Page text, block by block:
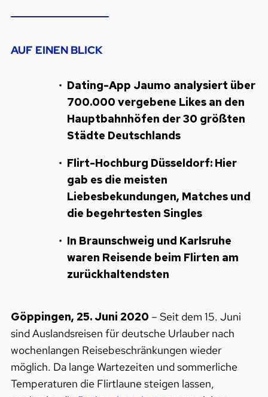
AUF EINEN BLICK
Dating-App Jaumo analysiert über
700.000 vergebene Likes an den
Hauptbahnhöfen der 30 größten
Städte Deutschlands
Flirt-Hochburg Düsseldorf: Hier
gab es die meisten
Liebesbekundungen, Matches und
die begehrtesten Singles
In Braunschweig und Karlsruhe
waren Reisende beim Flirten am
zurückhaltendsten
Göppingen, 25. Juni 2020 – Seit dem 15. Juni
sind Auslandsreisen für deutsche Urlauber nach
wochenlangen Reisebeschränkungen wieder
möglich. Da lange Wartezeiten und sommerliche
Temperaturen die Flirtlaune steigen lassen,